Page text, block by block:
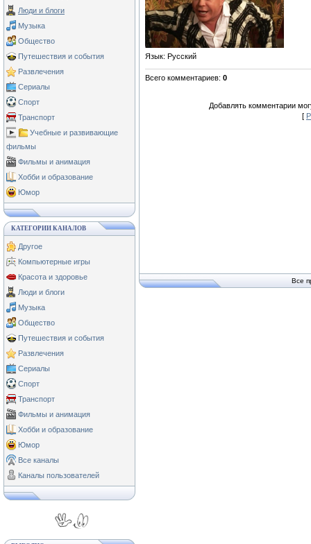
Люди и блоги
Музыка
Общество
Путешествия и события
Развлечения
Сериалы
Спорт
Транспорт
Учебные и развивающие
фильмы
Фильмы и анимация
Хобби и образование
Юмор
КАТЕГОРИИ КАНАЛОВ
Другое
Компьютерные игры
Красота и здоровье
Люди и блоги
Музыка
Общество
Путешествия и события
Развлечения
Сериалы
Спорт
Транспорт
Фильмы и анимация
Хобби и образование
Юмор
Все каналы
Каналы пользователей
Язык: Русский
Всего комментариев: 0
Добавлять комментарии
[
Все